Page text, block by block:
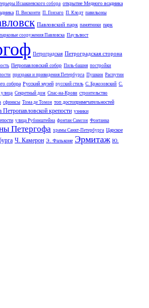
Исаакиевского собора открытие Медного всадника
П. Висконти П. Гонзаго П. Клодт павильоны
Павловский парк памятники парк
парковые сооружения Павловска Паульлюст
Петроградская Петроградская сторона
Петропавловский собор Пиль-башня постройки
призраки и привидения Петербурга Пушкин Распутин
собора Русский музей русский стиль С. Бржозовский С.
улица Секретный дом Спас-на-Крови строительство
сфинксы Тома де Томон топ достопримечательностей
Петропавловской крепости узники
улица Рубинштейна фонтан Самсон Фонтанка
Петергофа храмы Санкт-Петербурга Царское
Ч. Камерон Э. Фальконе Эрмитаж Ю.